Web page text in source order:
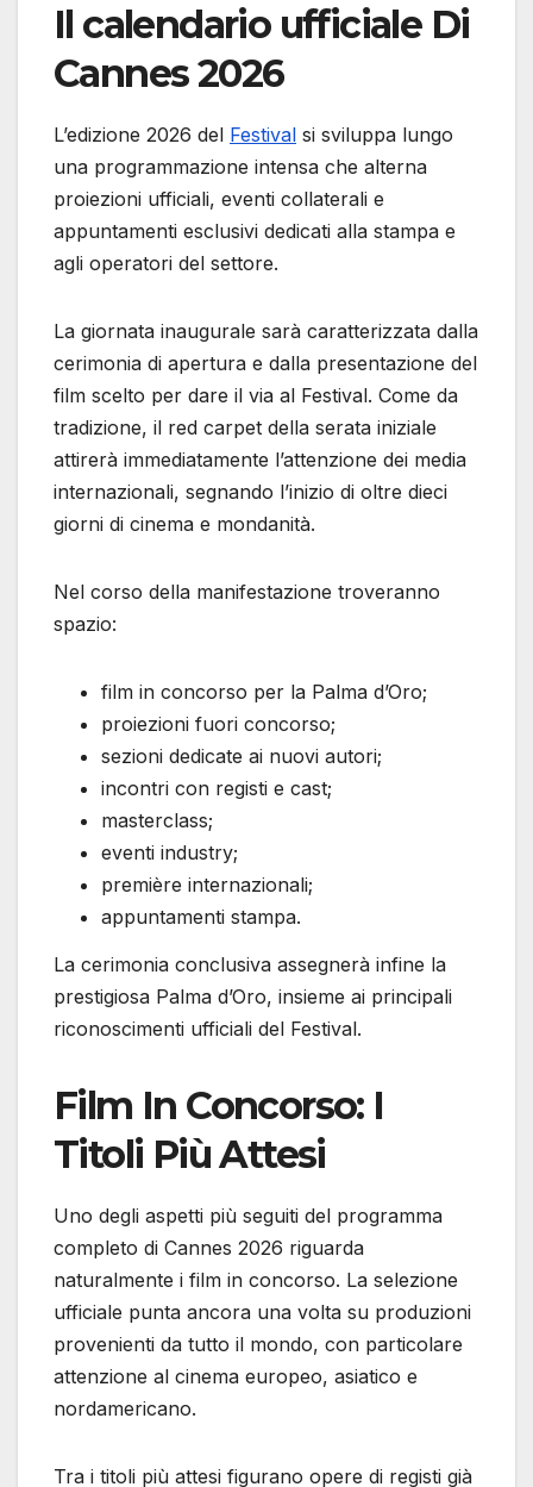
Il calendario ufficiale Di
Cannes 2026
L’edizione 2026 del Festival si sviluppa lungo
una programmazione intensa che alterna
proiezioni ufficiali, eventi collaterali e
appuntamenti esclusivi dedicati alla stampa e
agli operatori del settore.
La giornata inaugurale sarà caratterizzata dalla
cerimonia di apertura e dalla presentazione del
film scelto per dare il via al Festival. Come da
tradizione, il red carpet della serata iniziale
attirerà immediatamente l’attenzione dei media
internazionali, segnando l’inizio di oltre dieci
giorni di cinema e mondanità.
Nel corso della manifestazione troveranno
spazio:
film in concorso per la Palma d’Oro;
proiezioni fuori concorso;
sezioni dedicate ai nuovi autori;
incontri con registi e cast;
masterclass;
eventi industry;
première internazionali;
appuntamenti stampa.
La cerimonia conclusiva assegnerà infine la
prestigiosa Palma d’Oro, insieme ai principali
riconoscimenti ufficiali del Festival.
Film In Concorso: I
Titoli Più Attesi
Uno degli aspetti più seguiti del programma
completo di Cannes 2026 riguarda
naturalmente i film in concorso. La selezione
ufficiale punta ancora una volta su produzioni
provenienti da tutto il mondo, con particolare
attenzione al cinema europeo, asiatico e
nordamericano.
Tra i titoli più attesi figurano opere di registi già